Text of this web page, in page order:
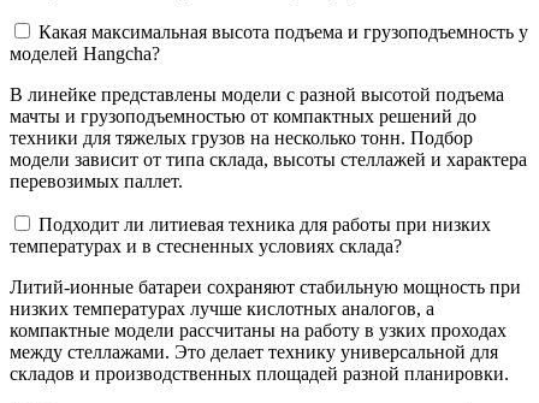
Какая максимальная высота подъема и грузоподъемность у
моделей Hangcha?
В линейке представлены модели с разной высотой подъема
мачты и грузоподъемностью от компактных решений до
техники для тяжелых грузов на несколько тонн. Подбор
модели зависит от типа склада, высоты стеллажей и характера
перевозимых паллет.
Подходит ли литиевая техника для работы при низких
температурах и в стесненных условиях склада?
Литий-ионные батареи сохраняют стабильную мощность при
низких температурах лучше кислотных аналогов, а
компактные модели рассчитаны на работу в узких проходах
между стеллажами. Это делает технику универсальной для
складов и производственных площадей разной планировки.